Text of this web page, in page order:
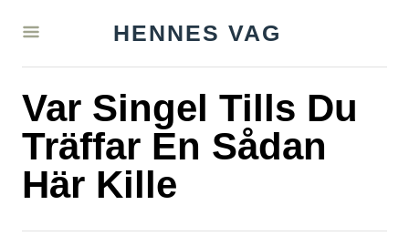
HENNES VAG
Var Singel Tills Du
Träffar En Sådan
Här Kille